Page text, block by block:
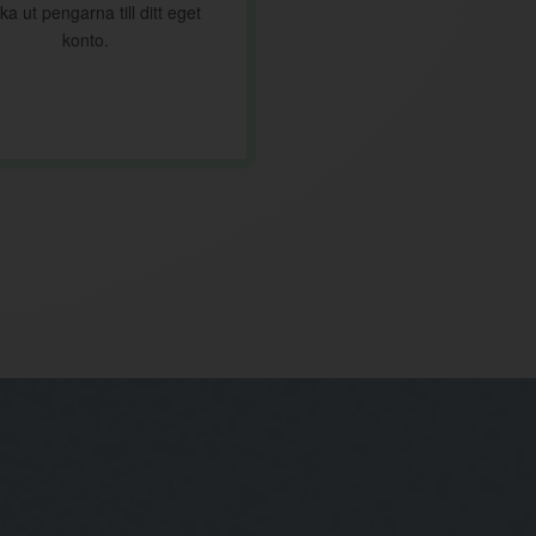
ut pengarna till ditt eget
konto.